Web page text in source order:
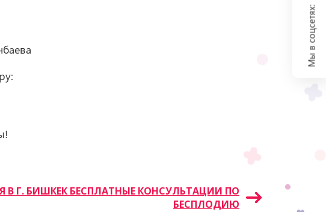
В Г. БИШКЕК БЕСПЛАТНЫЕ КОНСУЛЬТАЦИИ ПО
БЕСПЛОДИЮ
Мы в соцсетях: